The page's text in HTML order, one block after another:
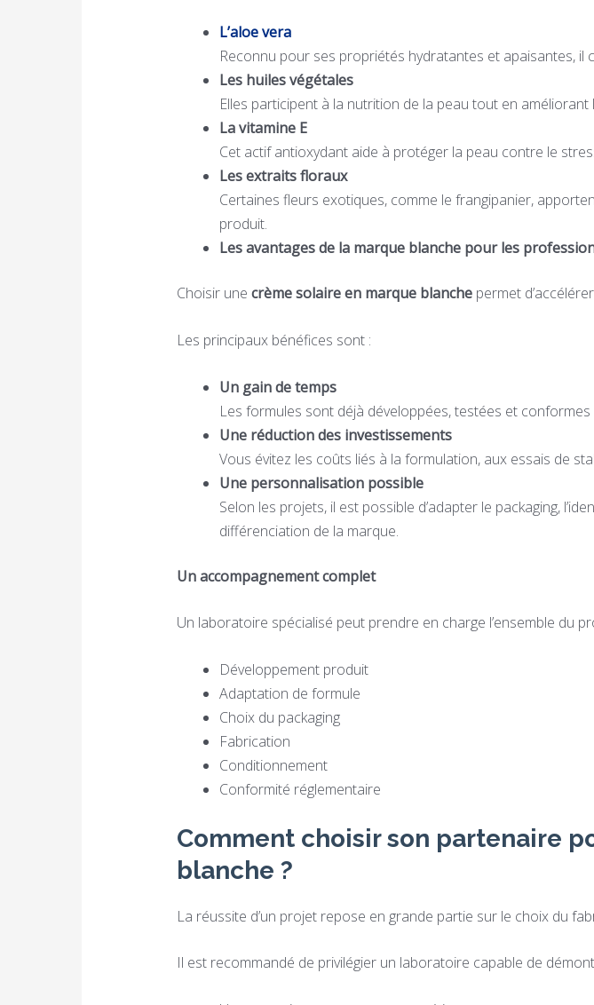
L’aloe vera
Reconnu pour ses propriétés hydratantes et apaisantes,
Les huiles végétales
Elles participent à la nutrition de la peau tout en
La vitamine E
Cet actif antioxydant aide à protéger la peau contre le
Les extraits floraux
Certaines fleurs exotiques, comme le frangipanier,
produit.
Les avantages de la marque blanche pour les
Choisir une crème solaire en marque blanchepermet
Les principaux bénéfices sont :
Un gain de temps
Les formules sont déjà développées, testées et
Une réduction des investissements
Vous évitez les coûts liés à la formulation, aux essais de
Une personnalisation possible
Selon les projets, il est possible d’adapter le packaging,
différenciation de la marque.
Un accompagnement complet
Un laboratoire spécialisé peut prendre en charge l’ensemble du
Développement produit
Adaptation de formule
Choix du packaging
Fabrication
Conditionnement
Conformité réglementaire
Comment choisir son partenaire
blanche ?
La réussite d’un projet repose en grande partie sur le choix du
Il est recommandé de privilégier un laboratoire capable de